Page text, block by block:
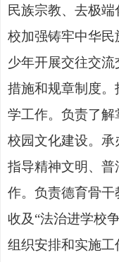
民族宗教、去极
校加强铸牢中华
少年开展交往交流
措施和规章制度
学工作。负责了
校园文化建设。承
指导精神文明、普
作。负责德育骨干
收及“法治进学校
组织安排和实施工